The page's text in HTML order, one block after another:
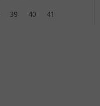
39 40 41